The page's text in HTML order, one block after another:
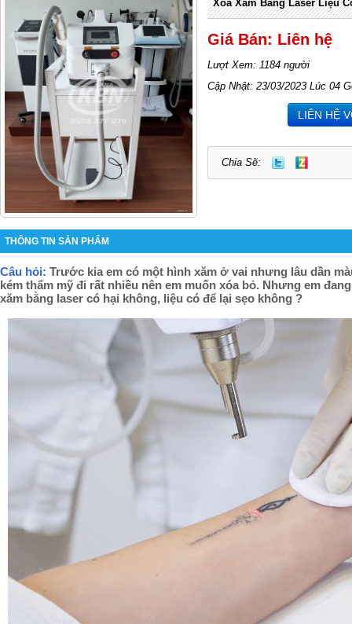
Xóa Xăm Bằng Laser Liệu
Giá Bán: Liên hệ
Lượt Xem: 1184 người
Cập Nhật: 23/03/2023 Lúc 04
LIÊN HỆ
Chia Sẽ:
THÔNG TIN SẢN PHẨM
Câu hỏi: Trước kia em có một hình xăm ở vai nhưng lâu dần
kém thẩm mỹ đi rất nhiều nên em muốn xóa bỏ. Nhưng em
xăm bằng laser có hại không, liệu có để lại sẹo không ?